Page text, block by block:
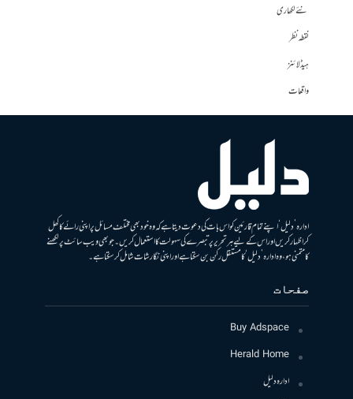
نئے لکھاری
نقطہ نظر
ہیڈلائنز
واقعات
ادارہ ’دلیل‘ اپنے تمام قارئین کو اس بات کی دعوت دیتا ہے کہ وہ خود بھی مختلف مسائل پر اپنی رائے کا کھل
کر اظہار کریں اور اس کے لیے ہر تحریر پر تبصرے کی سہولت کا استعمال کریں۔ جو بھی ویب سائٹ پر لکھنے
کا متمنی ہو، وہ ادارہ ’دلیل‘ کا مستقل رکن بن سکتا ہے اور اپنی نگارشات شامل کرسکتا ہے۔
صفحات
Buy Adspace
Herald Home
ادارہ دلیل